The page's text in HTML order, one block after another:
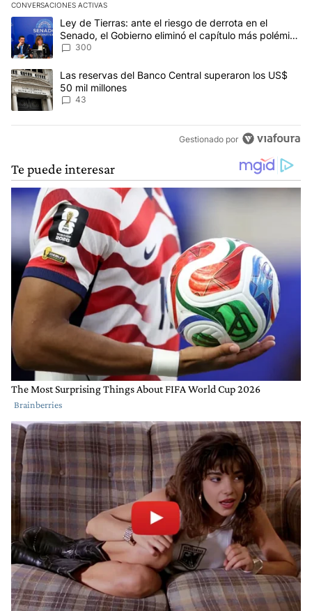
CONVERSACIONES ACTIVAS
Este listado muestra los artículos con más comentarios en los
Un artículo de tendencia con el título "Ley de Tierras: ante el
Ley de Tierras: ante el riesgo de derrota en el
Senado, el Gobierno eliminó el capítulo más polémico
del proyecto
300
Un artículo de tendencia con el título "Las reservas del Banco
Las reservas del Banco Central superaron los US$
50 mil millones
43
Gestionado por